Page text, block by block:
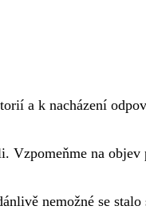
a k nacházení
Vzpomeňme na
nemožné se stalo